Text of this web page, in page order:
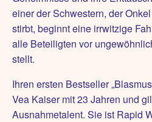
einer der Schwestern, der
stirbt, beginnt eine irrwitzige
alle Beteiligten vor
stellt.
Ihren ersten Bestseller
Vea Kaiser mit 23 Jahren und
Ausnahmetalent. Sie ist Rapid